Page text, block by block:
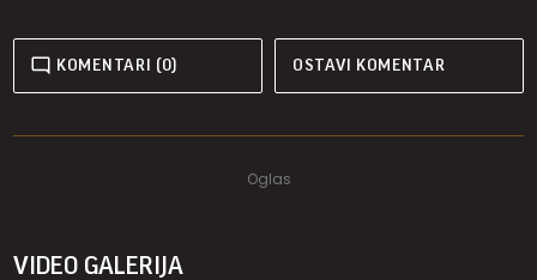
KOMENTARI (0) OSTAVI KOMENTAR
VIDEO GALERIJA